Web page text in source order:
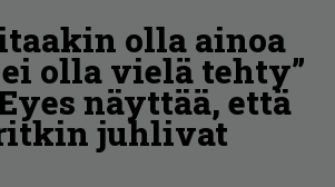
olla ainoa
olla vielä tehty”
näyttää, että
juhlivat